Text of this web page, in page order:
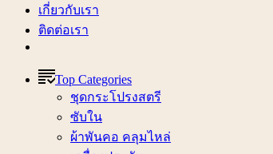
เกี่ยวกับเรา
ติดต่อเรา
Top Categories
ชุดกระโปรงสตรี
ซับใน
ผ้าพันคอ คลุมไหล่